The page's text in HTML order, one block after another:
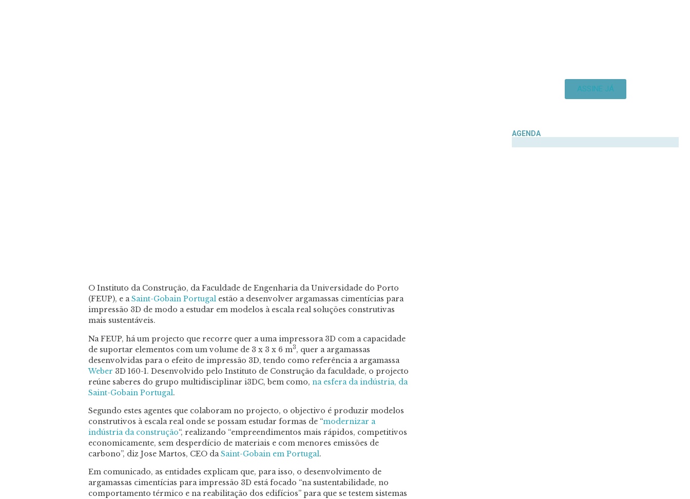
O Instituto da Construção, da Faculdade de Engenharia da Universidade do Porto
(FEUP), e aSaint-Gobain Portugal estão a desenvolver argamassas cimentícias para
impressão 3D de modo a estudar em modelos à escala real soluções construtivas
mais sustentáveis.
Na FEUP, há um projecto que recorre quer a uma impressora 3D com a capacidade
de suportar elementos com um volume de 3 x 3 x 6 m3, quer a argamassas
desenvolvidas para o efeito de impressão 3D, tendo como referência a argamassa
Weber 3D 160-1. Desenvolvido pelo Instituto de Construção da faculdade, o projecto
reúne saberes do grupo multidisciplinar i3DC, bem como, na esfera da indústria, da
Saint-Gobain Portugal.
Segundo estes agentes que colaboram no projecto, o objectivo é produzir modelos
construtivos à escala real onde se possam estudar formas de “modernizar a
indústria da construção“, realizando “empreendimentos mais rápidos, competitivos
economicamente, sem desperdício de materiais e com menores emissões de
carbono”, diz Jose Martos, CEO daSaint-Gobain em Portugal.
Em comunicado, as entidades explicam que, para isso, o desenvolvimento de
argamassas cimentícias para impressão 3D está focado “na sustentabilidade, no
comportamento térmico e na reabilitação dos edifícios” para que se testem sistemas
ASSINE JÁ
AGENDA